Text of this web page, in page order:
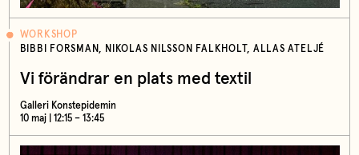
WORKSHOP
BIBBI FORSMAN, NIKOLAS NILSSON FALKHOLT, ALLAS ATELJÉ
Vi förändrar en plats med textil
Galleri Konstepidemin
10 maj | 12:15 – 13:45